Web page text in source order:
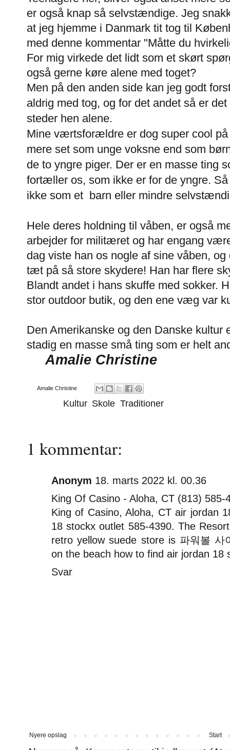
er også knap så selvstændige. Jeg
at jeg hjemme i Danmark tit tog til
med denne kommentar "Måtte du
For mig virkede det lidt som et skørt
også gerne køre alene med toget?
Men på den anden side kan jeg godt
aldrig med tog, og for det andet så er
steder hen alene.
Mine værtsforældre er dog super cool
mere set som unge voksne end som
de to yngre piger. Der er en masse ting
fortæller os, som ikke er for de yngre.
ikke som et barn eller mindre
Hele deres holdning til våben, er også
arbejder for militæret og har engang
dag viste han os nogle af sine våben,
tæt på så store skydere! Han har flere
Blandt andet i hans skuffe med sokker.
stor outdoor butik, og den ene væg var
Den Amerikanske og den Danske kultur
stadig en masse små ting som er helt
Amalie Christine
Amalie Christine
Kultur, Skole Traditioner
1 kommentar:
Anonym 18. marts 2022 kl. 00.36
King Of Casino - Aloha, CT (813) 585-
King of Casino, Aloha, CTair jordan
18 stockx outlet 585-4390. The
retro yellow suede storeis 파워볼 사
on the beach how to find air jordan 18
Svar
Nyere opslag Start